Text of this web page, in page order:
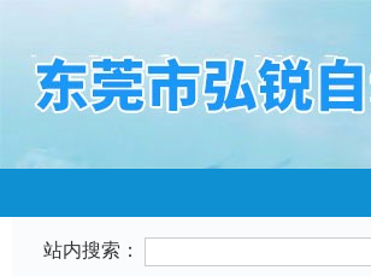
站内搜索：